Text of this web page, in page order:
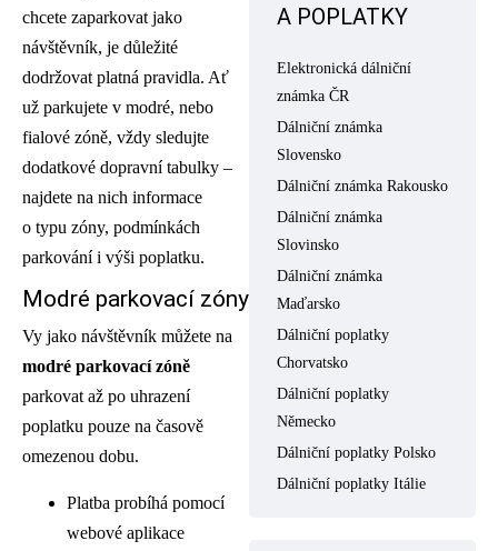
chcete zaparkovat jako
návštěvník, je důležité
dodržovat platná pravidla. Ať
už parkujete v modré, nebo
fialové zóně, vždy sledujte
dodatkové dopravní tabulky –
najdete na nich informace
o typu zóny, podmínkách
parkování i výši poplatku.
Modré parkovací zóny
Vy jako návštěvník můžete na
modré parkovací zóně
parkovat až po uhrazení
poplatku pouze na časově
omezenou dobu.
Platba probíhá pomocí
webové aplikace
A POPLATKY
Elektronická dálniční
známka ČR
Dálniční známka
Slovensko
Dálniční známka Rakousko
Dálniční známka
Slovinsko
Dálniční známka
Maďarsko
Dálniční poplatky
Chorvatsko
Dálniční poplatky
Německo
Dálniční poplatky Polsko
Dálniční poplatky Itálie